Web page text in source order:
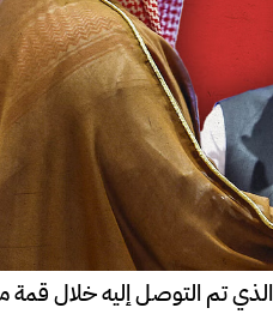
الذي تم التوصل إليه خلال